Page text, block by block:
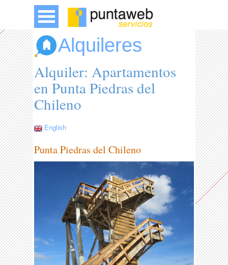
Alquileres
Alquiler: Apartamentos
en Punta Piedras del
Chileno
English
Punta Piedras del Chileno